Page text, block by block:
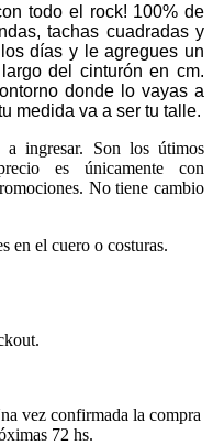
todo el rock! 100% de
tachas cuadradas y
días y le agregues un
del cinturón en cm.
donde lo vayas a
medida va a ser tu talle.
a ingresar. Son los útimos
es únicamente con
No tiene cambio
en el cuero o costuras.
vez confirmada la compra
72 hs.